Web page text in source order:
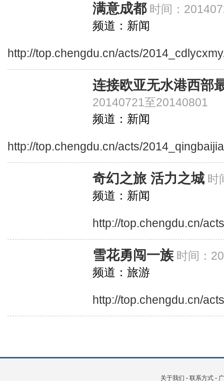
满意成都 时间：
频道：新闻
http://top.chengdu.cn/acts/
连接欧亚无水港西部
20140721至20140801
频道：新闻
http://top.chengdu.cn/acts/
奇幻之旅 活力之城 时
频道：新闻
http://top.chengdu.cn/
雪花勇闯一族 时间：
频道：旅游
http://top.chengdu.cn/
关于我们 - 联系方式 -